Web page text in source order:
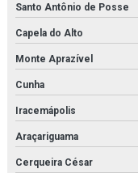
Santo Antônio de Posse
Capela do Alto
Monte Aprazível
Cunha
Iracemápolis
Araçariguama
Cerqueira César